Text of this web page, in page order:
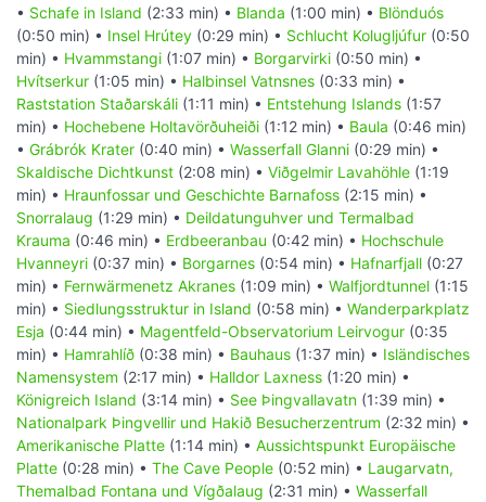
• Schafe in Island (2:33 min) • Blanda (1:00 min) • Blönduós
(0:50 min) • Insel Hrútey (0:29 min) • Schlucht Kolugljúfur (0:50
min) • Hvammstangi (1:07 min) • Borgarvirki (0:50 min) •
Hvítserkur (1:05 min) • Halbinsel Vatnsnes (0:33 min) •
Raststation Staðarskáli (1:11 min) • Entstehung Islands (1:57
min) • Hochebene Holtavörðuheiði (1:12 min) • Baula (0:46 min)
• Grábrók Krater (0:40 min) • Wasserfall Glanni (0:29 min) •
Skaldische Dichtkunst (2:08 min) • Viðgelmir Lavahöhle (1:19
min) • Hraunfossar und Geschichte Barnafoss (2:15 min) •
Snorralaug (1:29 min) • Deildatunguhver und Termalbad
Krauma (0:46 min) • Erdbeeranbau (0:42 min) • Hochschule
Hvanneyri (0:37 min) • Borgarnes (0:54 min) • Hafnarfjall (0:27
min) • Fernwärmenetz Akranes (1:09 min) • Walfjordtunnel (1:15
min) • Siedlungsstruktur in Island (0:58 min) • Wanderparkplatz
Esja (0:44 min) • Magentfeld-Observatorium Leirvogur (0:35
min) • Hamrahlíð (0:38 min) • Bauhaus (1:37 min) • Isländisches
Namensystem (2:17 min) • Halldor Laxness (1:20 min) •
Königreich Island (3:14 min) • See Þingvallavatn (1:39 min) •
Nationalpark Þingvellir und Hakið Besucherzentrum (2:32 min) •
Amerikanische Platte (1:14 min) • Aussichtspunkt Europäische
Platte (0:28 min) • The Cave People (0:52 min) • Laugarvatn,
Themalbad Fontana und Vígðalaug (2:31 min) • Wasserfall